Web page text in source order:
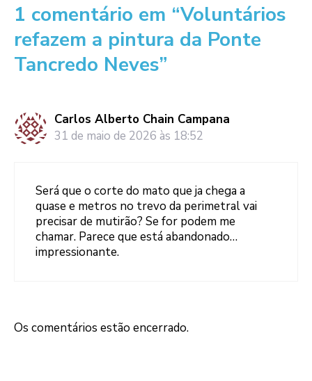
1 comentário em “Voluntários
refazem a pintura da Ponte
Tancredo Neves”
Carlos Alberto Chain Campana
31 de maio de 2026 às 18:52
Será que o corte do mato que ja chega a
quase e metros no trevo da perimetral vai
precisar de mutirão? Se for podem me
chamar. Parece que está abandonado…
impressionante.
Os comentários estão encerrado.